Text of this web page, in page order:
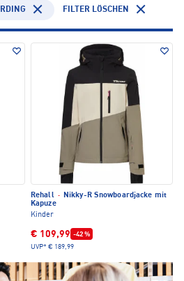
FILTER LÖSCHEN
Rehall ·
Nikky-R Snowboardjacke mit
Kapuze
Kinder
€ 109,99 -42 %
UVP* € 189,99